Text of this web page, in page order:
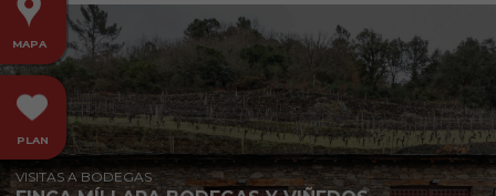
MAPA
PLAN
VISITAS A BODEGAS